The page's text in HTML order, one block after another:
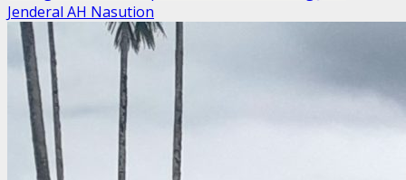
Jenderal AH Nasution